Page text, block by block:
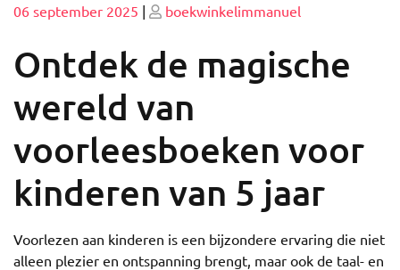
Geplaatst
06 september 2025 | Geplaatst
boekwinkelimmanuel
Ontdek de magische
wereld van
voorleesboeken voor
kinderen van 5 jaar
Voorlezen aan kinderen is een bijzondere ervaring die niet
alleen plezier en ontspanning brengt, maar ook de taal- en